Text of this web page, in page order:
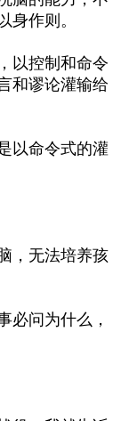
作则。
以控制和命令
和谬论灌输给
以命令式的灌
，无法培养孩
必问为什么，